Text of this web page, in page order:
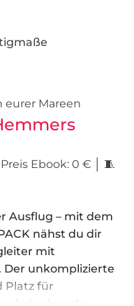
eurer Mareen
Ebook: 0 € │ 🧵
Ausflug – mit dem
nähst du dir
mit
Der unkomplizierte
Platz für